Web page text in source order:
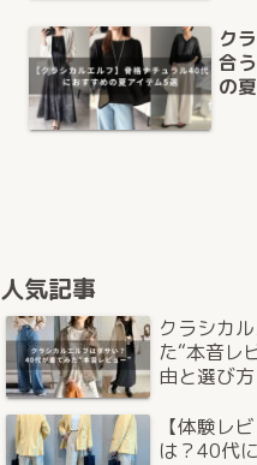
ク
合
の
人気記事
クラシカ
た“本音レ
由と選び方
【体験レ
は？40代